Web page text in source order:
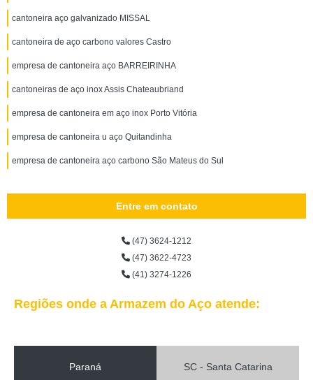
cantoneira aço galvanizado MISSAL
cantoneira de aço carbono valores Castro
empresa de cantoneira aço BARREIRINHA
cantoneiras de aço inox Assis Chateaubriand
empresa de cantoneira em aço inox Porto Vitória
empresa de cantoneira u aço Quitandinha
empresa de cantoneira aço carbono São Mateus do Sul
Entre em contato
(47) 3624-1212
(47) 3622-4723
(41) 3274-1226
Regiões onde a Armazem do Aço atende:
Paraná SC - Santa Catarina